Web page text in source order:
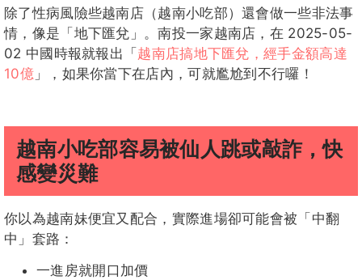
除了性病風險些越南店（越南小吃部）還會做一些非法事
情，像是「地下匯兌」。南投一家越南店，在 2025-05-
02 中國時報就報出「越南店搞地下匯兌，經手金額高達
10億」，如果你當下在店內，可就尷尬到不行囉！
越南小吃部容易被仙人跳或敲詐，快
感變災難
你以為越南妹便宜又配合，實際進場卻可能會被「中翻
中」套路：
一進房就開口加價